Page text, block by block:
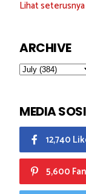
Lihat seterusnya
ARCHIVE
MEDIA
12,740
5,600